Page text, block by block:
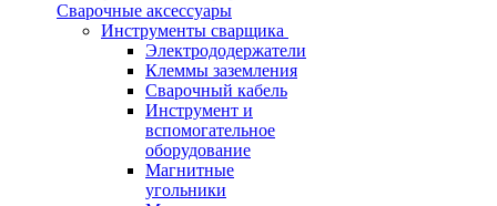
Сварочные аксессуары
Инструменты сварщика
Электрододержатели
Клеммы заземления
Сварочный кабель
Инструмент и
вспомогательное
оборудование
Магнитные
угольники